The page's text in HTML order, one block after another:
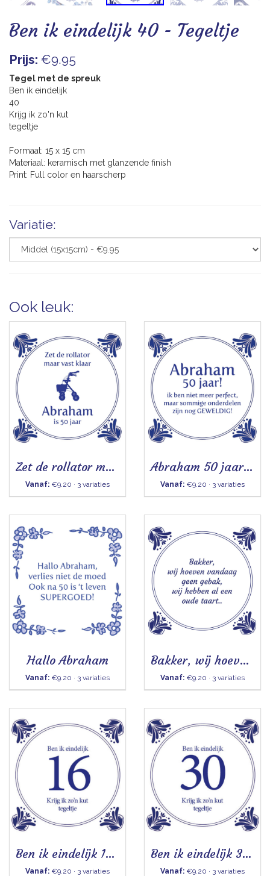
Ben ik eindelijk 40 - Tegeltje
Prijs: €9.95
Tegel met de spreuk
Ben ik eindelijk
40
Krijg ik zo'n kut
tegeltje
Formaat: 15 x 15 cm
Materiaal: keramisch met glanzende finish
Print: Full color en haarscherp
Variatie:
Ook leuk:
Zet de rollator maar vast klaar (Abraham) - Tegeltje
Vanaf: €9.20 · 3 variaties
Abraham 50 jaar - Tegeltje
Vanaf: €9.20 · 3 variaties
Hallo Abraham
Vanaf: €9.20 · 3 variaties
Bakker, wij hoeven vandaag geen gebak- Tegeltje
Vanaf: €9.20 · 3 variaties
Ben ik eindelijk 16 - Tegeltje
Vanaf: €9.20 · 3 variaties
Ben ik eindelijk 30 - Tegeltje
Vanaf: €9.20 · 3 variaties